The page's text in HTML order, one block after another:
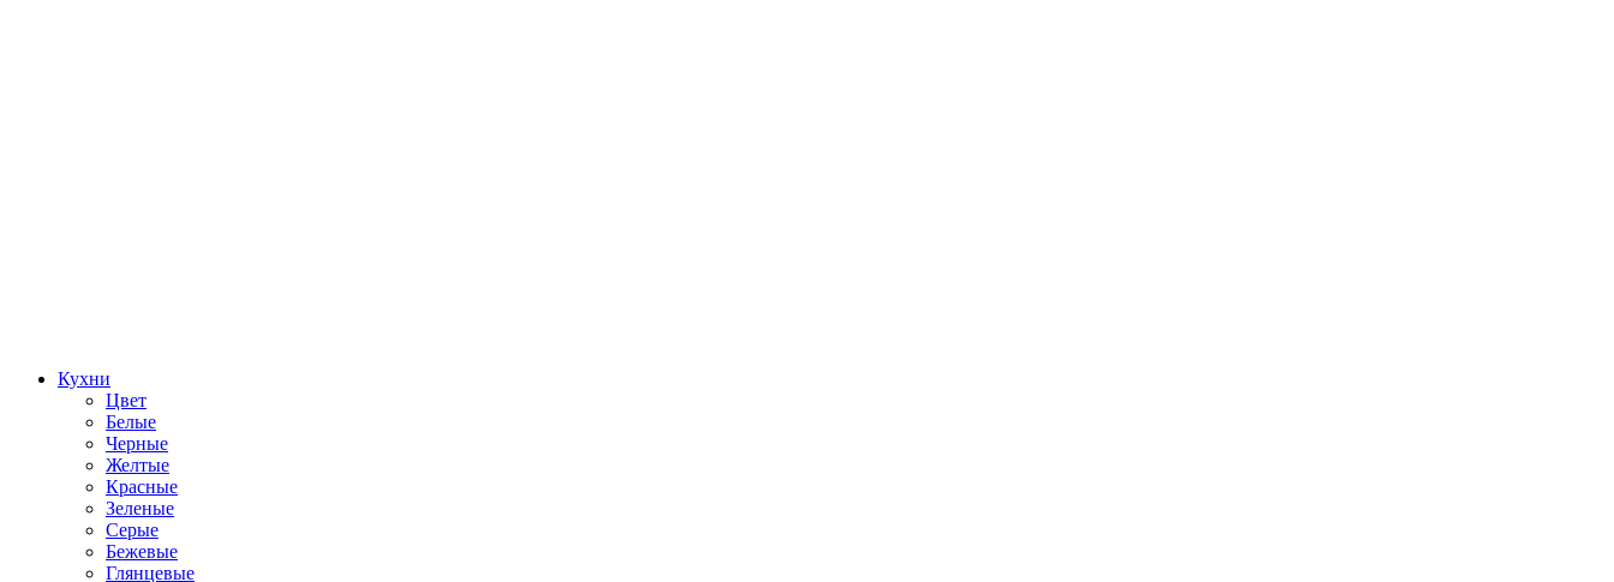
Кухни
Цвет
Белые
Черные
Желтые
Красные
Зеленые
Серые
Бежевые
Глянцевые